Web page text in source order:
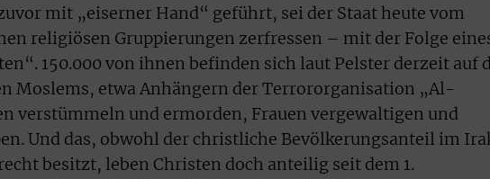
mit „eiserner Hand“ geführt, sei der Staat heute vom
religiösen Gruppierungen zerfressen – mit der Folge
150.000 von ihnen befinden sich laut Pelster derzeit auf
Moslems, etwa Anhängern der Terrororganisation „Al-
verstümmeln und ermorden, Frauen vergewaltigen und
Und das, obwohl der christliche Bevölkerungsanteil im
besitzt, leben Christen doch anteilig seit dem 1.